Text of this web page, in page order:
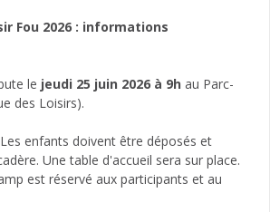
Fou 2026 : informations
le jeudi 25 juin 2026 à 9h au Parc-
des Loisirs).
Les enfants doivent être déposés et
Une table d'accueil sera sur place.
est réservé aux participants et au